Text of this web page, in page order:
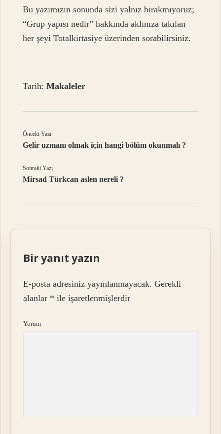
Bu yazımızın sonunda sizi yalnız bırakmıyoruz;
“Grup yapısı nedir” hakkında aklınıza takılan
her şeyi Totalkirtasiye üzerinden sorabilirsiniz.
Tarih:Makaleler
Önceki Yazı
Gelir uzmanı olmak için hangi bölüm okunmalı ?
Sonraki Yazı
Mirsad Türkcan aslen nereli ?
Bir yanıt yazın
E-posta adresiniz yayınlanmayacak. Gerekli
alanlar * ile işaretlenmişlerdir
Yorum